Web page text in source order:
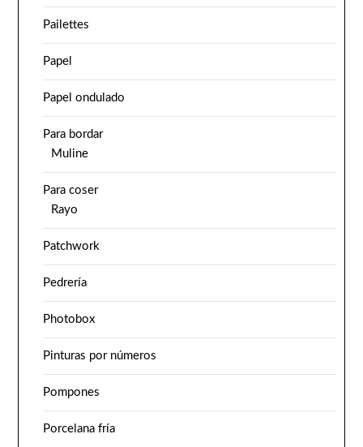
Pailettes
Papel
Papel ondulado
Para bordar
Muline
Para coser
Rayo
Patchwork
Pedrería
Photobox
Pinturas por números
Pompones
Porcelana fría